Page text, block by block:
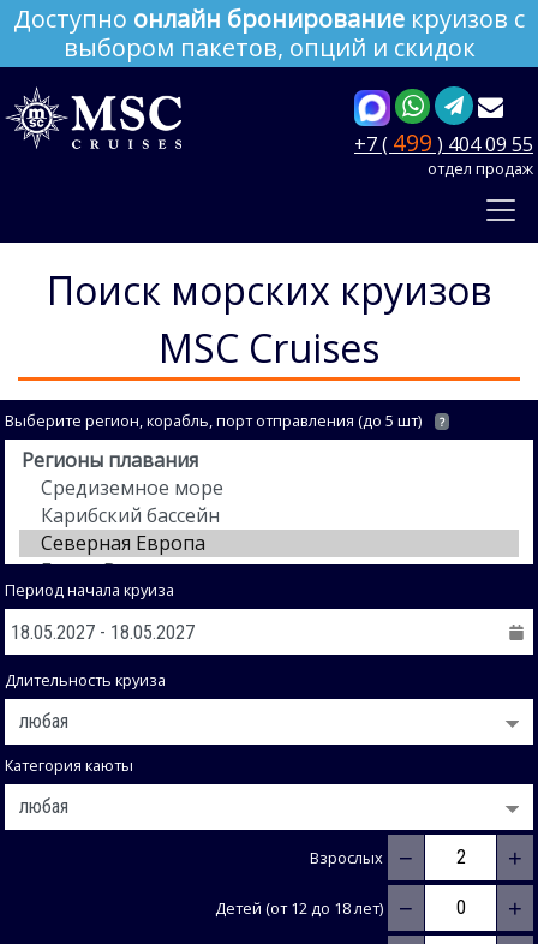
Доступно онлайн бронирование круизов с
выбором пакетов, опций и скидок
+7 ( 499 ) 404 09 55
отдел продаж
Поиск морских круизов
MSC Cruises
Выберите регион, корабль, порт отправления (до 5 шт) ?
Период начала круиза
Длительность круиза
Категория каюты
Взрослых − +
Детей (от 12 до 18 лет) − +